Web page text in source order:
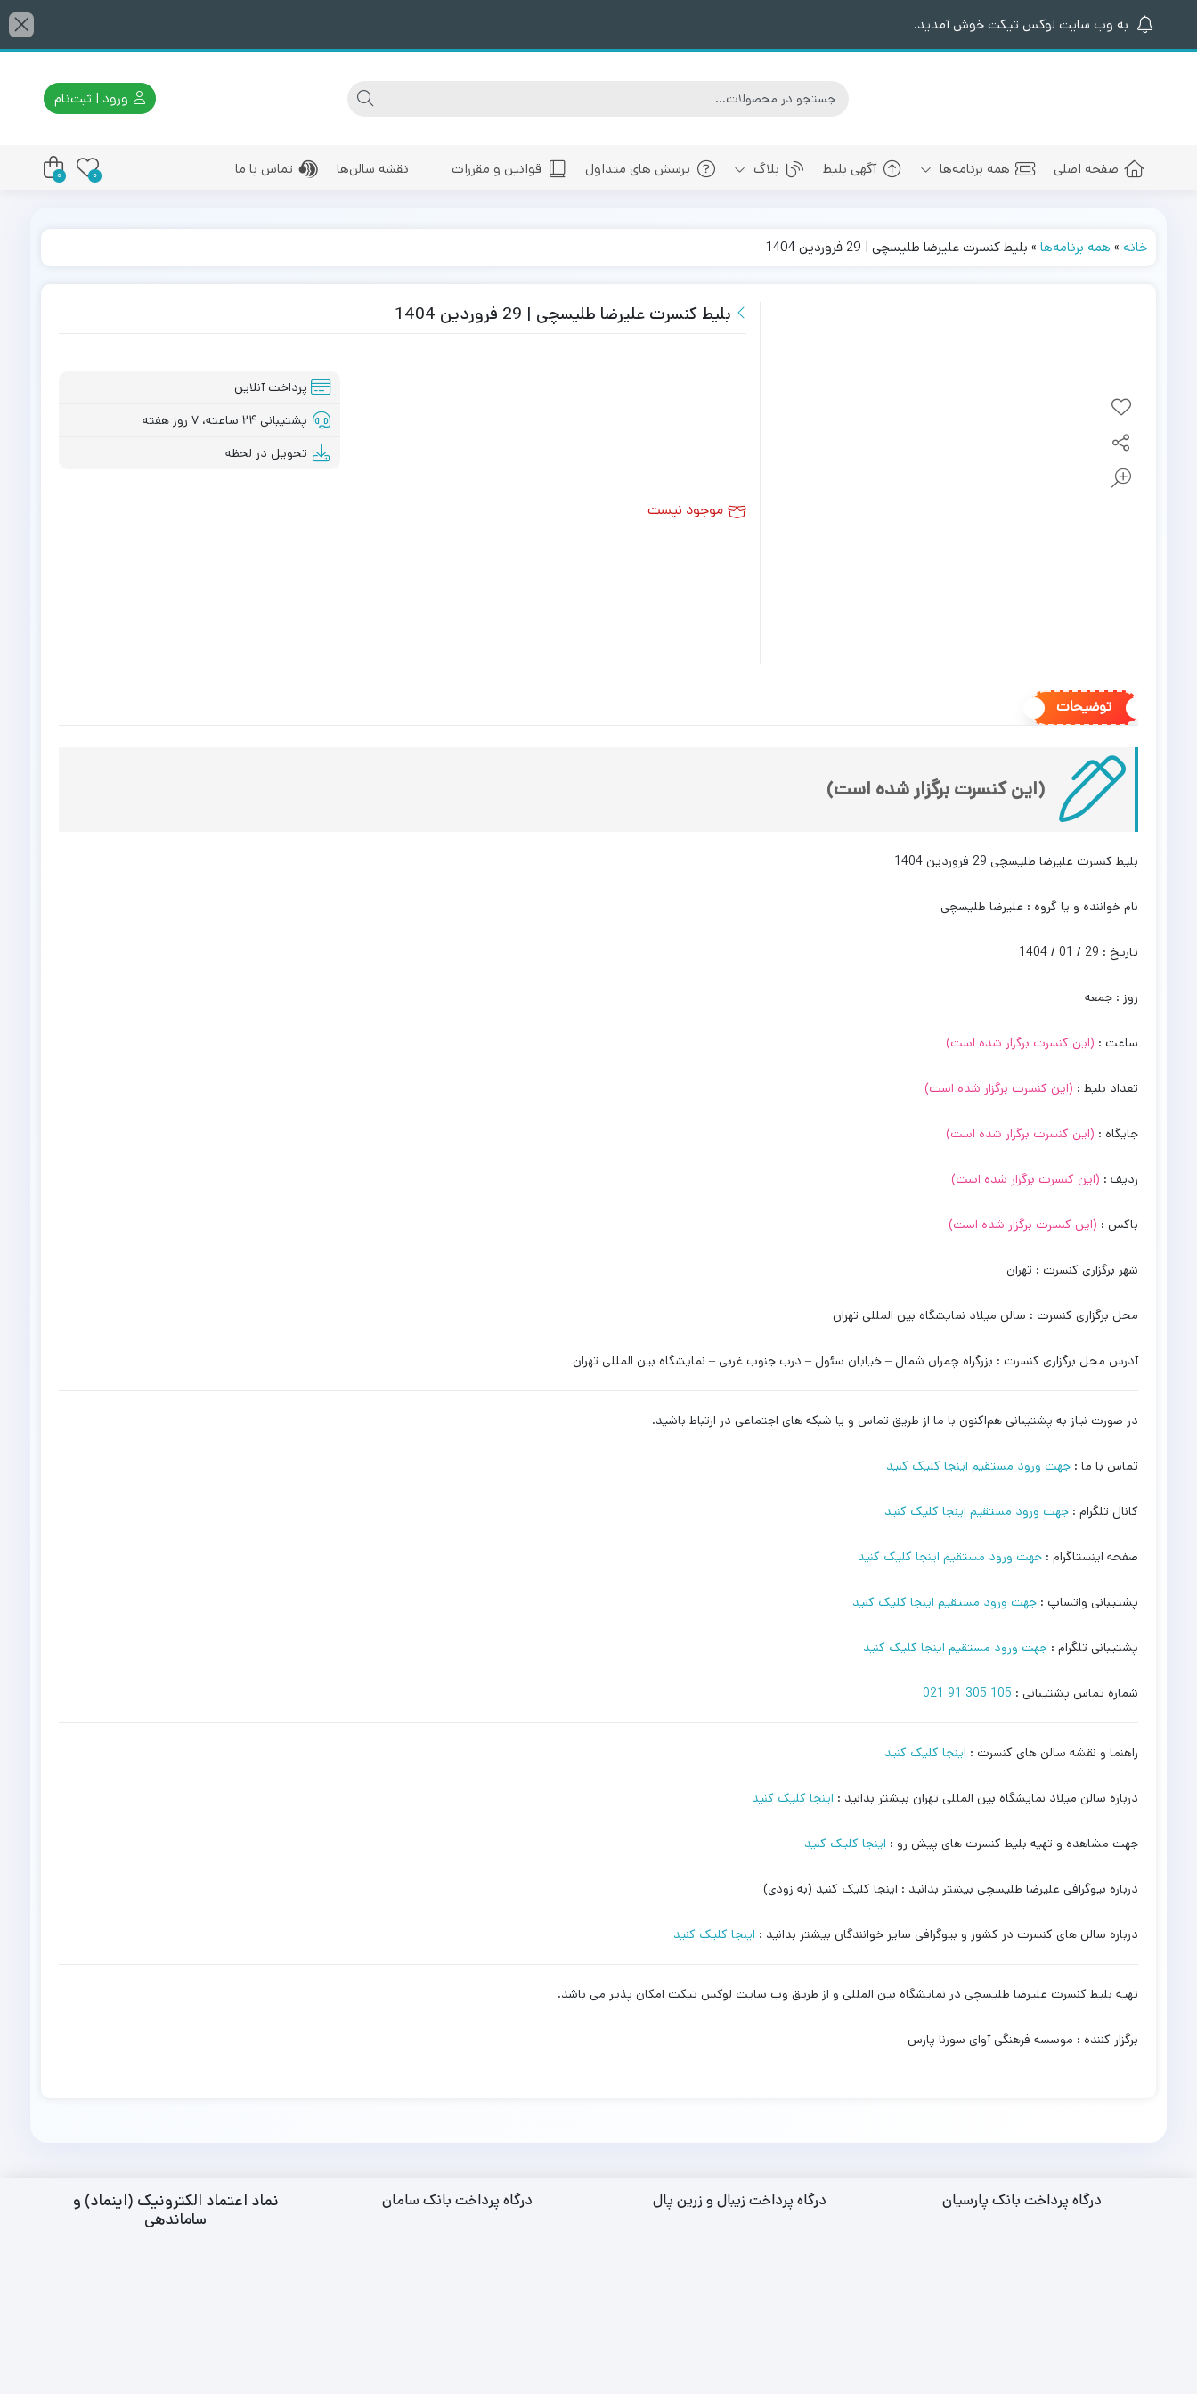
به وب سایت لوکس تیکت خوش آمدید.
ورود | ثبت‌نام
صفحه اصلی همه برنامه‌ها
بلیط کنسرت های پیش رو شیراز
آگهی بلیط بلاگ پرسش های متداول قوانین و مقررات نقشه سالن‌ها تماس با ما 0
0
خانه» همه برنامه‌ها» بلیط کنسرت علیرضا طلیسچی | 29 فروردین 1404
بلیط کنسرت علیرضا طلیسچی | 29 فروردین 1404
پرداخت آنلاین
پشتیبانی ۲۴ ساعته، ۷ روز هفته
تحویل در لحظه
موجود نیست
توضیحات
(این کنسرت برگزار شده است)
بلیط کنسرت علیرضا طلیسچی 29 فروردین 1404
نام خواننده و یا گروه : علیرضا طلیسچی
تاریخ : 29 / 01 / 1404
روز : جمعه
ساعت : (این کنسرت برگزار شده است)
تعداد بلیط : (این کنسرت برگزار شده است)
جایگاه : (این کنسرت برگزار شده است)
ردیف : (این کنسرت برگزار شده است)
باکس : (این کنسرت برگزار شده است)
شهر برگزاری کنسرت : تهران
محل برگزاری کنسرت : سالن میلاد نمایشگاه بین المللی تهران
آدرس محل برگزاری کنسرت : بزرگراه چمران شمال – خیابان سئول – درب جنوب غربی – نمایشگاه بین المللی تهران
در صورت نیاز به پشتیبانی هم‌اکنون با ما از طریق تماس و یا شبکه های اجتماعی در ارتباط باشید.
تماس با ما : جهت ورود مستقیم اینجا کلیک کنید
کانال تلگرام : جهت ورود مستقیم اینجا کلیک کنید
صفحه اینستاگرام : جهت ورود مستقیم اینجا کلیک کنید
پشتیبانی واتساپ : جهت ورود مستقیم اینجا کلیک کنید
پشتیبانی تلگرام : جهت ورود مستقیم اینجا کلیک کنید
شماره تماس پشتیبانی : 105 305 91 021
راهنما و نقشه سالن های کنسرت : اینجا کلیک کنید
درباره سالن میلاد نمایشگاه بین المللی تهران بیشتر بدانید : اینجا کلیک کنید
جهت مشاهده و تهیه بلیط کنسرت های پیش رو : اینجا کلیک کنید
درباره بیوگرافی علیرضا طلیسچی بیشتر بدانید : اینجا کلیک کنید (به زودی)
درباره سالن های کنسرت در کشور و بیوگرافی سایر خوانندگان بیشتر بدانید : اینجا کلیک کنید
تهیه بلیط کنسرت علیرضا طلیسچی در نمایشگاه بین المللی و از طریق وب سایت لوکس تیکت امکان پذیر می باشد.
برگزار کننده : موسسه فرهنگی آوای سورنا پارس
درگاه پرداخت بانک پارسیان درگاه پرداخت زیبال و زرین پال درگاه پرداخت بانک سامان
نماد اعتماد الکترونیک (اینماد) و
ساماندهی